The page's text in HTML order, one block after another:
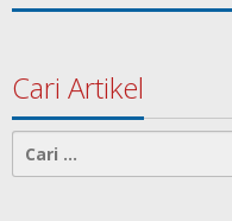
Cari Artikel
untuk: